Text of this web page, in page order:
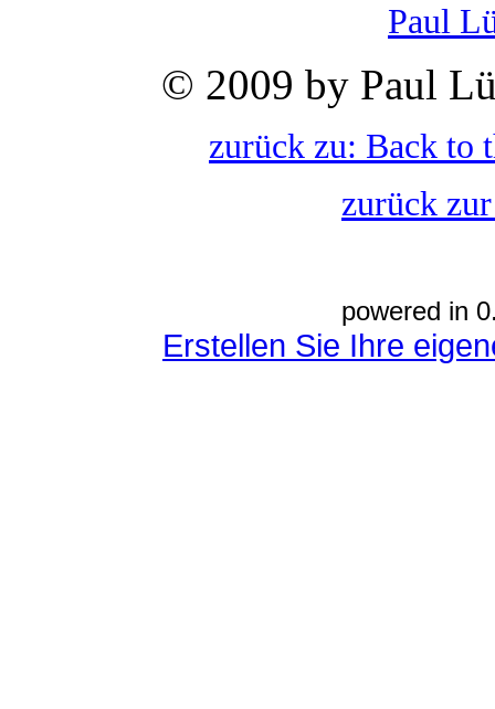
Paul
© 2009 by Paul
zurück zu: Back to
zurück
powered in
Erstellen Sie Ihre